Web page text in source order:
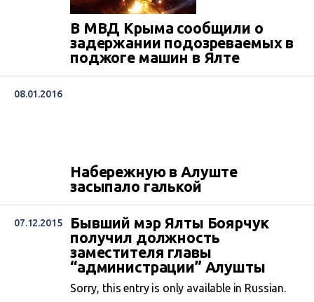
В МВД Крыма сообщили о
задержании подозреваемых в
поджоге машин в Ялте
08.01.2016
Набережную в Алуште
засыпало галькой
07.12.2015
Бывший мэр Ялты Боярчук
получил должность
заместителя главы
“администрации” Алушты
Sorry, this entry is only available in Russian.